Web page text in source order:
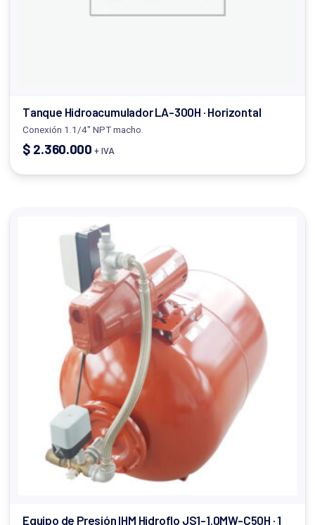
Tanque Hidroacumulador LA-300H · Horizontal
Conexión 1.1/4" NPT macho.
$ 2.360.000 + IVA
Equipo de Presión IHM Hidroflo JS1-1.0MW-C50H · 1